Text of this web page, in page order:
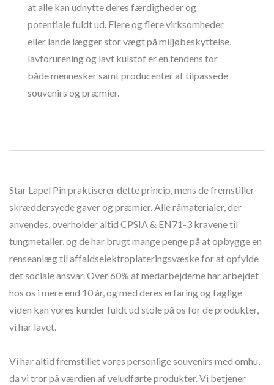
at alle kan udnytte deres færdigheder og
potentiale fuldt ud. Flere og flere virksomheder
eller lande lægger stor vægt på miljøbeskyttelse,
lavforurening og lavt kulstof er en tendens for
både mennesker samt producenter af tilpassede
souvenirs og præmier.
Star Lapel Pin praktiserer dette princip, mens de fremstiller
skræddersyede gaver og præmier. Alle råmaterialer, der
anvendes, overholder altid CPSIA & EN71-3 kravene til
tungmetaller, og de har brugt mange penge på at opbygge en
renseanlæg til affaldselektroplateringsvæske for at opfylde
det sociale ansvar. Over 60% af medarbejderne har arbejdet
hos os i mere end 10 år, og med deres erfaring og faglige
viden kan vores kunder fuldt ud stole på os for de produkter,
vi har lavet.
Vi har altid fremstillet vores personlige souvenirs med omhu,
da vi tror på værdien af veludførte produkter. Vi betjener